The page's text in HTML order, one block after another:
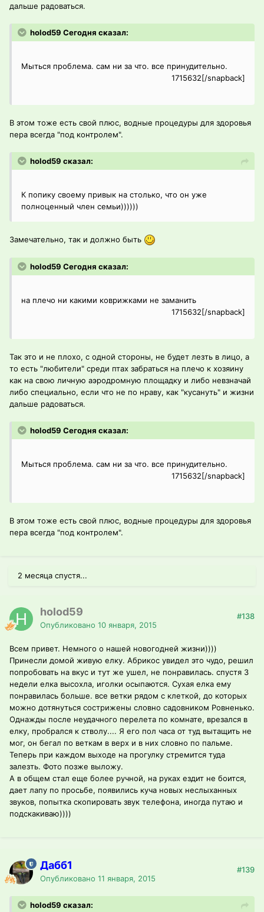
дальше радоваться.
holod59 Сегодня сказал:
Мыться проблема. сам ни за что. все принудительно.
1715632[/snapback]
В этом тоже есть свой плюс, водные процедуры для здоровья
пера всегда "под контролем".
holod59 сказал:
К попику своему привык на столько, что он уже
полноценный член семьи))))))
Замечательно, так и должно быть
holod59 Сегодня сказал:
на плечо ни какими коврижками не заманить
1715632[/snapback]
Так это и не плохо, с одной стороны, не будет лезть в лицо, а
то есть "любители" среди птах забраться на плечо к хозяину
как на свою личную аэродромную площадку и либо невзначай
либо специально, если что не по нраву, как "кусануть" и жизни
дальше радоваться.
holod59 Сегодня сказал:
Мыться проблема. сам ни за что. все принудительно.
1715632[/snapback]
В этом тоже есть свой плюс, водные процедуры для здоровья
пера всегда "под контролем".
2 месяца спустя...
holod59
Опубликовано 10 января, 2015
#138
Всем привет. Немного о нашей новогодней жизни))))
Принесли домой живую елку. Абрикос увидел это чудо, решил
попробовать на вкус и тут же ушел, не понравилась. спустя 3
недели елка высохла, иголки осыпаются. Сухая елка ему
понравилась больше. все ветки рядом с клеткой, до которых
можно дотянуться сострижены словно садовником Ровненько.
Однажды после неудачного перелета по комнате, врезался в
елку, пробрался к стволу.... Я его пол часа от туд вытащить не
мог, он бегал по веткам в верх и в них словно по пальме.
Теперь при каждом выходе на прогулку стремится туда
залезть. Фото позже выложу.
А в общем стал еще более ручной, на руках ездит не боится,
дает лапу по просьбе, появились куча новых неслыханных
звуков, попытка скопировать звук телефона, иногда путаю и
подскакиваю))))
Дабб1
Опубликовано 11 января, 2015
#139
holod59 сказал: